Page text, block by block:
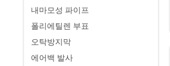
내마모성 파이프
폴리에틸렌 부표
오탁방지막
에어백 발사